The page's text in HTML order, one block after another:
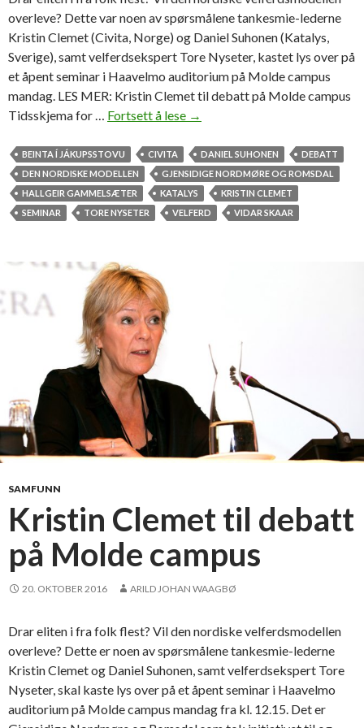
g
overleve? Dette var noen av spørsmålene tankesmie-lederne
Kristin Clemet (Civita, Norge) og Daniel Suhonen (Katalys,
Sverige), samt velferdsekspert Tore Nyseter, kastet lys over på
et åpent seminar i Haavelmo auditorium på Molde campus
mandag. LES MER: Kristin Clemet til debatt på Molde campus
Tidsskjema for … Fortsett å lese S
s
e
m
i
n
s
e
m
e
l
l
e
n
→
BEINTA Í JÁKUPSSTOVU CIVITA DANIEL SUHONEN
DEBATT
DEN NORDISKE MODELLEN
GJENSIDIGE NORDMØRE OG ROMSDAL
HALLGEIR GAMMELSÆTER
KATALYS
KRISTIN CLEMET
SEMINAR
TORE NYSETER VELFERD VIDAR SKAAR
SAMFUNN
Kristin Clemet til debatt
på Molde campus
20. OKTOBER 2016 ARILD JOHAN WAAGBØ
Drar eliten i fra folk flest? Vil den nordiske velferdsmodellen
overleve? Dette er noen av spørsmålene tankesmie-lederne
Kristin Clemet og Daniel Suhonen, samt velferdsekspert Tore
Nyseter, skal kaste lys over på et åpent seminar i Haavelmo
auditorium på Molde campus mandag fra kl. 12.15. Det er